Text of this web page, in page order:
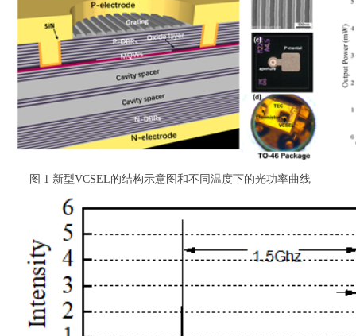
图 1 新型VCSEL的结构示意图和不同温度下的光功率曲线